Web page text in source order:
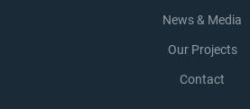
News & Media
Our Projects
Contact